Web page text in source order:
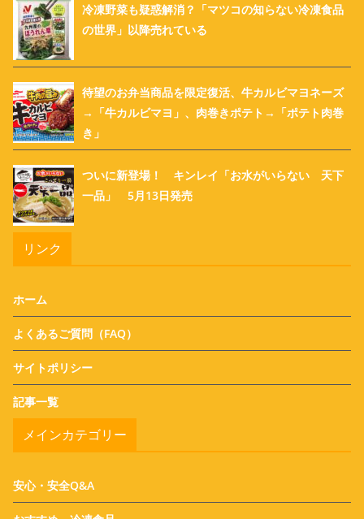
冷凍野菜も疑惑解消？「マツコの知らない冷凍食品
の世界」以降売れている
待望のお弁当商品を限定復活、牛カルビマヨネーズ
→「牛カルビマヨ」、肉巻きポテト→「ポテト肉巻
き」
ついに新登場！ キンレイ「お水がいらない 天下
一品」 5月13日発売
リンク
ホーム
よくあるご質問（FAQ）
サイトポリシー
記事一覧
メインカテゴリー
安心・安全Q&A